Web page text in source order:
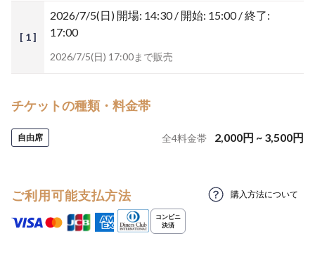
[ 1 ]
2026/7/5(日) 開場: 14:30 / 開始: 15:00 / 終了:
17:00
2026/7/5(日) 17:00まで販売
チケットの種類・料金帯
自由席 全4料金帯 2,000円 ~ 3,500円
ご利用可能支払方法 購入方法について